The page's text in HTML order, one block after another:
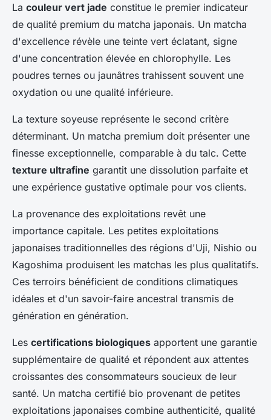
La couleur vert jade constitue le premier indicateur
de qualité premium du matcha japonais. Un matcha
d'excellence révèle une teinte vert éclatant, signe
d'une concentration élevée en chlorophylle. Les
poudres ternes ou jaunâtres trahissent souvent une
oxydation ou une qualité inférieure.
La texture soyeuse représente le second critère
déterminant. Un matcha premium doit présenter une
finesse exceptionnelle, comparable à du talc. Cette
texture ultrafine garantit une dissolution parfaite et
une expérience gustative optimale pour vos clients.
La provenance des exploitations revêt une
importance capitale. Les petites exploitations
japonaises traditionnelles des régions d'Uji, Nishio ou
Kagoshima produisent les matchas les plus qualitatifs.
Ces terroirs bénéficient de conditions climatiques
idéales et d'un savoir-faire ancestral transmis de
génération en génération.
Les certifications biologiques apportent une garantie
supplémentaire de qualité et répondent aux attentes
croissantes des consommateurs soucieux de leur
santé. Un matcha certifié bio provenant de petites
exploitations japonaises combine authenticité, qualité